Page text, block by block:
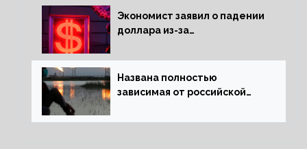
Экономист заявил о падении
доллара из-за
Названа полностью
зависимая от российской